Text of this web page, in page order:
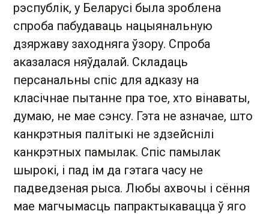
рэспублік, у Беларусі была зроблена
спроба пабудаваць нацыянальную
дзяржаву заходняга ўзору. Спроба
аказалася няўдалай. Складаць
персанальны спіс для адказу на
класічнае пытанне пра тое, хто вінаваты,
думаю, не мае сэнсу. Гэта не азначае, што
канкрэтныя палітыкі не здзейснілі
канкрэтных памылак. Спіс памылак
шырокі, і пад ім да гэтага часу не
падведзеная рыса. Любы ахвочы і сёння
мае магчымасць папрактыкавацца ў яго